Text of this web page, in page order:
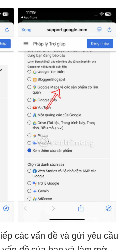
các vấn đề và gửi yêu cầu